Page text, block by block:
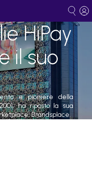
HiPay
il suo
e pioniere della
ha riposto la sua
Brandsplace.